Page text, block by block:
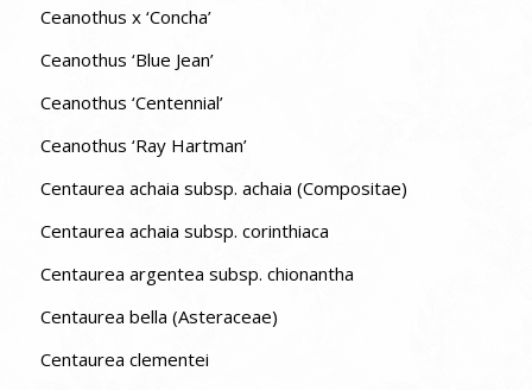
Ceanothus x ‘Concha’
Ceanothus ‘Blue Jean’
Ceanothus ‘Centennial’
Ceanothus ‘Ray Hartman’
Centaurea achaia subsp. achaia (Compositae)
Centaurea achaia subsp. corinthiaca
Centaurea argentea subsp. chionantha
Centaurea bella (Asteraceae)
Centaurea clementei